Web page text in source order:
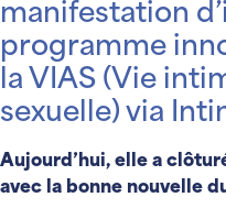
manifestation
programme
la VIAS (Vie
sexuelle) via
Aujourd’hui, elle a
avec la bonne nouvelle